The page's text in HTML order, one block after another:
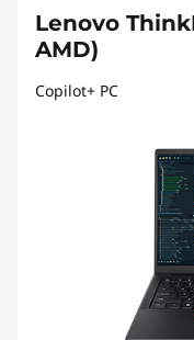
Lenovo
AMD)
Copilot+ PC